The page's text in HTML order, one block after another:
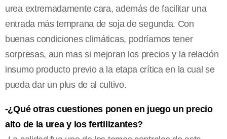
urea extremadamente cara, además de facilitar una
entrada más temprana de soja de segunda. Con
buenas condiciones climáticas, podríamos tener
sorpresas, aun mas si mejoran los precios y la relación
insumo producto previo a la etapa crítica en la cual se
pueda dar un plus de al cultivo.
⁠-¿Qué otras cuestiones ponen en juego un precio
alto de la urea y los fertilizantes?